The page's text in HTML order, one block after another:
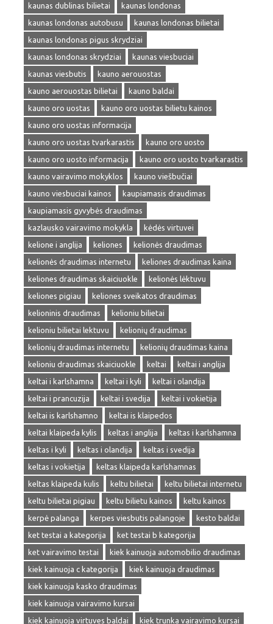
kaunas dublinas bilietai
kaunas londonas
kaunas londonas autobusu
kaunas londonas bilietai
kaunas londonas pigus skrydziai
kaunas londonas skrydziai
kaunas viesbuciai
kaunas viesbutis
kauno aerouostas
kauno aerouostas bilietai
kauno baldai
kauno oro uostas
kauno oro uostas bilietu kainos
kauno oro uostas informacija
kauno oro uostas tvarkarastis
kauno oro uosto
kauno oro uosto informacija
kauno oro uosto tvarkarastis
kauno vairavimo mokyklos
kauno viešbučiai
kauno viesbuciai kainos
kaupiamasis draudimas
kaupiamasis gyvybės draudimas
kazlausko vairavimo mokykla
kėdės virtuvei
kelione i anglija
keliones
kelionės draudimas
kelionės draudimas internetu
keliones draudimas kaina
keliones draudimas skaiciuokle
kelionės lėktuvu
keliones pigiau
keliones sveikatos draudimas
kelioninis draudimas
kelioniu bilietai
kelioniu bilietai lektuvu
kelionių draudimas
kelionių draudimas internetu
kelionių draudimas kaina
kelioniu draudimas skaiciuokle
keltai
keltai i anglija
keltai i karlshamna
keltai i kyli
keltai i olandija
keltai i prancuzija
keltai i svedija
keltai i vokietija
keltai is karlshamno
keltai is klaipedos
keltai klaipeda kylis
keltas i anglija
keltas i karlshamna
keltas i kyli
keltas i olandija
keltas i svedija
keltas i vokietija
keltas klaipeda karlshamnas
keltas klaipeda kulis
keltu bilietai
keltu bilietai internetu
keltu bilietai pigiau
keltu bilietu kainos
keltu kainos
kerpė palanga
kerpes viesbutis palangoje
kesto baldai
ket testai a kategorija
ket testai b kategorija
ket vairavimo testai
kiek kainuoja automobilio draudimas
kiek kainuoja c kategorija
kiek kainuoja draudimas
kiek kainuoja kasko draudimas
kiek kainuoja vairavimo kursai
kiek kainuoja virtuves baldai
kiek trunka vairavimo kursai